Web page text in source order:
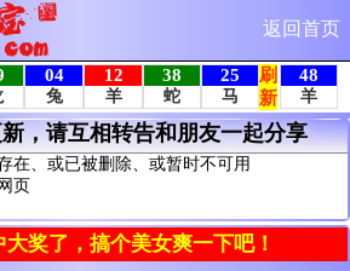
返回首页
，请互相转告和朋友一起分享
在、或已被删除、或暂时不可用
页
奖了，搞个美女爽一下吧！